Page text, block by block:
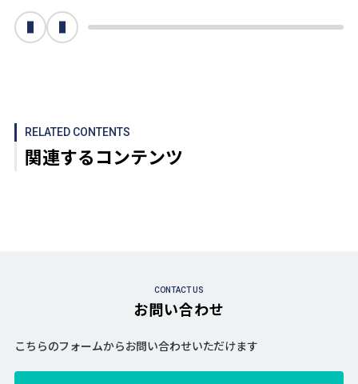
RELATED CONTENTS
関連するコンテンツ
CONTACT US
お問い合わせ
こちらのフォームからお問い合わせいただけます